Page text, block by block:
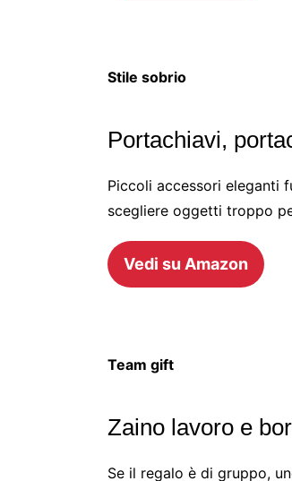
Stile sobrio
Portachiavi,
Piccoli accessori eleganti
scegliere oggetti troppo
Vedi su Amazon
Team gift
Zaino lavoro e
Se il regalo è di gruppo,